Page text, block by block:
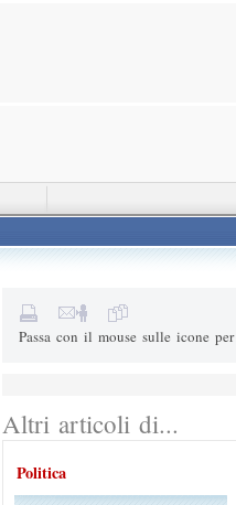
Passa con il mouse sulle icone
Il tuo nome *
Messaggio
Altri articoli di...
Politica